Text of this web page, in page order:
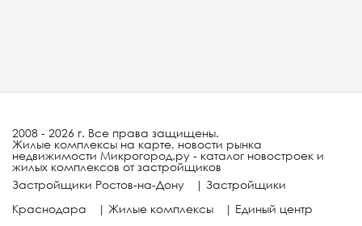
2008 - 2026 г. Все права защищены.
Жилые комплексы на карте, новости рынка
недвижимости Микрогород.ру - каталог новостроек и
жилых комплексов от застройщиков
Застройщики Ростов-на-Дону
| Застройщики
Краснодара
| Жилые комплексы | Единый центр